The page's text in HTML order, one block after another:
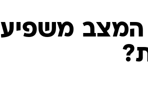
המצב משפיע